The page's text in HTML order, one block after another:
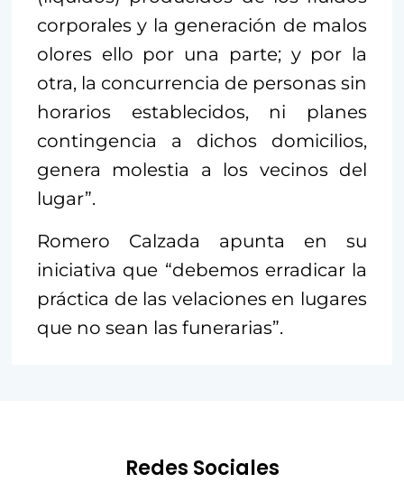
corporales y la generación de malos
olores ello por una parte; y por la
otra, la concurrencia de personas sin
horarios establecidos, ni planes
contingencia a dichos domicilios,
genera molestia a los vecinos del
lugar”.
Romero Calzada apunta en su
iniciativa que “debemos erradicar la
práctica de las velaciones en lugares
que no sean las funerarias”.
Redes Sociales